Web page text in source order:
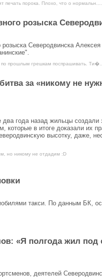
печать порока. Плохо, что о
розыска
розыска Северодвинска
по прошлым грешкам поспрашивать.
за «никому не
года назад жильцы создали
в итоге доказали их
высотку, даже,
но никому не отдадим :D
такси. По данным БК,
«Я полгода жил под
деятелей